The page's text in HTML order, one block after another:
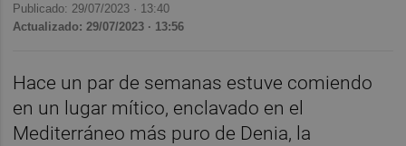
Publicado: 29/07/2023 · 13:40
Actualizado: 29/07/2023 · 13:56
Hace un par de semanas estuve comiendo
en un lugar mítico, enclavado en el
Mediterráneo más puro de Denia, la